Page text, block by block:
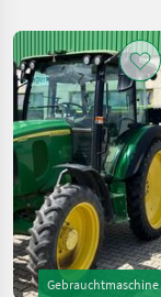
Kategorie 2
AKTUELLER
PFAD
John
Deere
5125r
KATEGORIE
WÄHLEN
Zurücksetzen
Gebrauchtmaschine